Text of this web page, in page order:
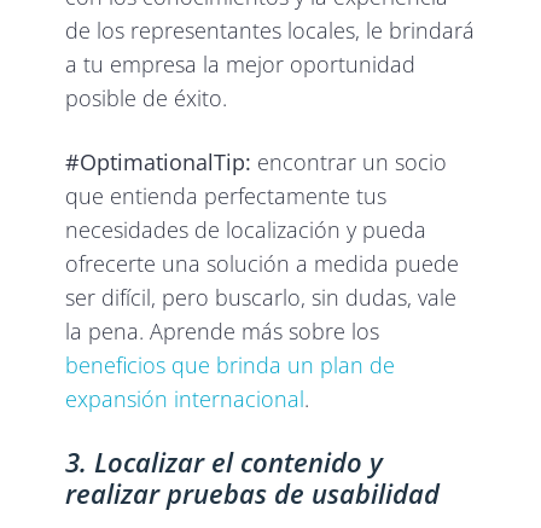
de los representantes locales, le brindará
a tu empresa la mejor oportunidad
posible de éxito.
#OptimationalTip: encontrar un socio
que entienda perfectamente tus
necesidades de localización y pueda
ofrecerte una solución a medida puede
ser difícil, pero buscarlo, sin dudas, vale
la pena. Aprende más sobre los
beneficios que brinda un plan de
expansión internacional.
3. Localizar el contenido y
realizar pruebas de usabilidad